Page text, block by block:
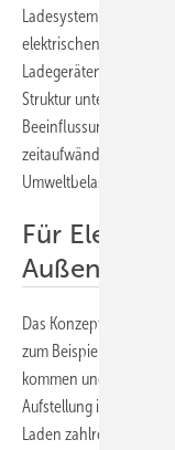
Ladesystem für
elektrischen
Ladegeräten
Struktur untergebracht
Beeinflussung auf
zeitaufwändige
Umweltbelastung
Für
Das Konzept baut auf
zum Beispiel in
kommen und nutzt sie
Aufstellung im Freien.
Laden zahlreicher